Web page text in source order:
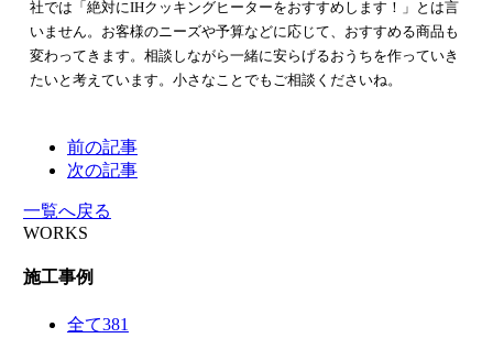
社では「絶対にIHクッキングヒーターをおすすめします！」とは言
いません。 お客様のニーズや予算などに応じて、おすすめる商品も
変わってきます。相談しながら一緒に安らげるおうちを作っていき
たいと考えています。小さなことでもご相談くださいね。
前の記事
次の記事
一覧へ戻る
WORKS
施工事例
全て381